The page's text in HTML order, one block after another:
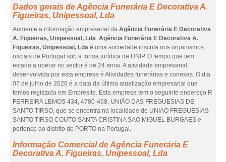
Dados gerais de Agência Funerária E Decorativa A.
Figueiras, Unipessoal, Lda
Aumente a informação empresarial da Agência Funerária E Decorativa
A. Figueiras, Unipessoal, Lda. Agência Funerária E Decorativa A.
Figueiras, Unipessoal, Lda é uma sociedade inscrita nos organismos
oficiais de Portugal sob a forma jurídica de UNIP. O tempo que tem
estado a operar no sector é de 24 anos. A atividade empresarial
desenvolvida por esta empresa é Atividades funerárias e conexas. O dia
07 de julho de 2026 é a data da última atualização empresarial que
temos registada em Empresite. Esta empresa tem o seguinte endereço R
FERREIRA LEMOS 434, 4780-468, UNIÃO DAS FREGUESIAS DE
SANTO TIRSO, que se encontra na localidade de UNIAO FREGUESIAS
SANTO TIRSO COUTO SANTA CRISTINA SAO MIGUEL BURGAES e
pertence ao distrito de PORTO na Portugal.
Informação Comercial de Agência Funerária E
Decorativa A. Figueiras, Unipessoal, Lda